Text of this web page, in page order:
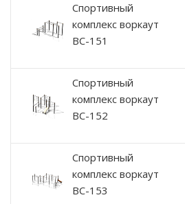
Спортивный
комплекс воркаут
ВС-151
Спортивный
комплекс воркаут
ВС-152
Спортивный
комплекс воркаут
ВС-153